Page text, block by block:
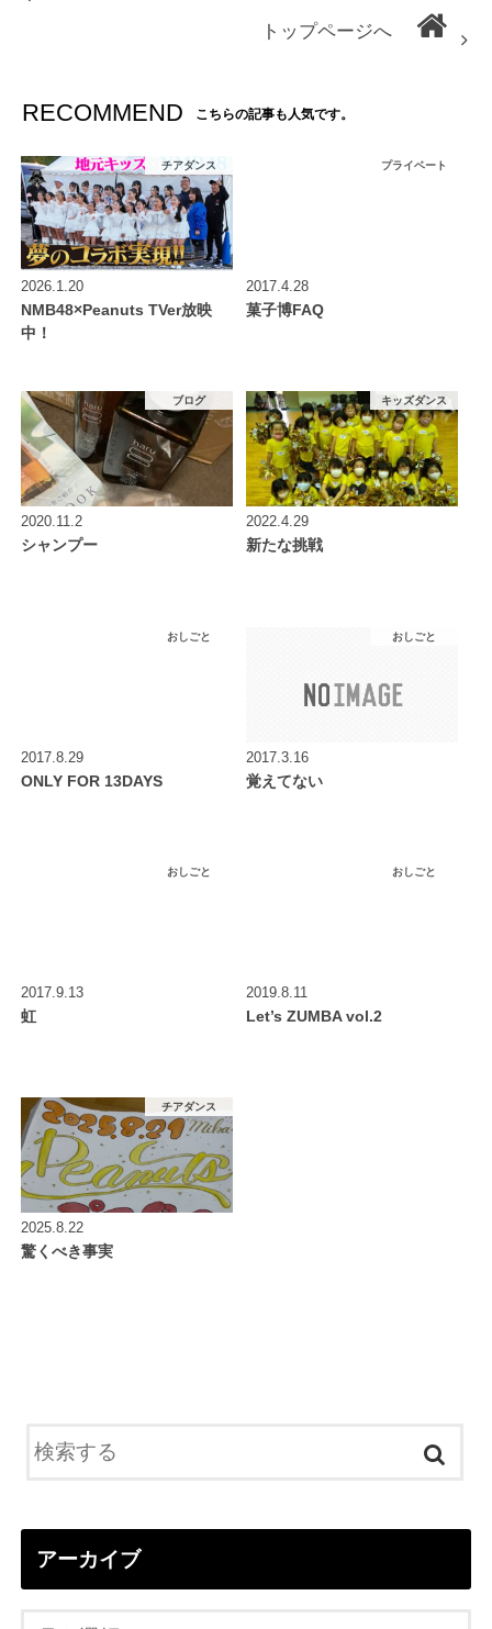
トップページへ
RECOMMEND こちらの記事も人気です。
チアダンス
2026.1.20
NMB48×Peanuts TVer放映
中！
プライベート
2017.4.28
菓子博FAQ
ブログ
2020.11.2
シャンプー
キッズダンス
2022.4.29
新たな挑戦
おしごと
2017.8.29
ONLY FOR 13DAYS
おしごと
2017.3.16
覚えてない
おしごと
2017.9.13
虹
おしごと
2019.8.11
Let’s ZUMBA vol.2
チアダンス
2025.8.22
驚くべき事実
アーカイブ